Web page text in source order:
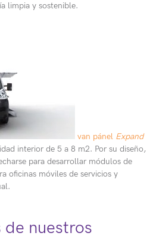
limpia y sostenible.
van pánel Expand
interior de 5 a 8 m2. Por su diseño,
para desarrollar módulos de
oficinas móviles de servicios y
de nuestros